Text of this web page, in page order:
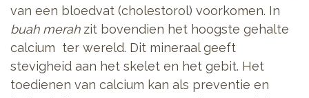
van een bloedvat (cholestorol) voorkomen. In
buah merahzit bovendien het hoogste gehalte
calcium ter wereld. Dit mineraal geeft
stevigheid aan het skelet en het gebit. Het
toedienen van calcium kan als preventie en